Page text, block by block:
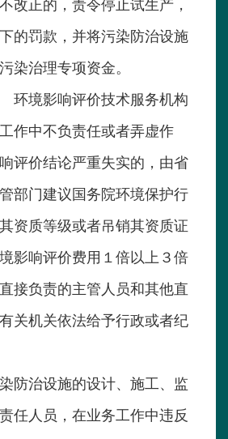
改正的，责令停止试生产，
的罚款，并将污染防治设施
染治理专项资金。
境影响评价技术服务机构
作中不负责任或者弄虚作
评价结论严重失实的，由省
部门建议国务院环境保护行
资质等级或者吊销其资质证
影响评价费用１倍以上３倍
接负责的主管人员和其他直
关机关依法给予行政或者纪
治设施的设计、施工、监
任人员，在业务工作中违反